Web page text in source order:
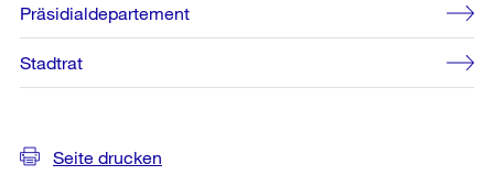
Präsidialdepartement
Stadtrat
Seite drucken